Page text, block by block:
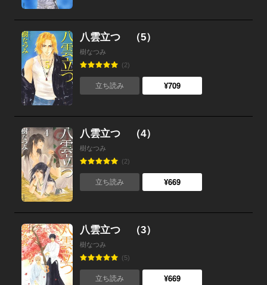
八雲立つ （5）
樹なつみ
(2)
立ち読み ¥709
八雲立つ （4）
樹なつみ
(2)
立ち読み ¥669
八雲立つ （3）
樹なつみ
(5)
立ち読み ¥669